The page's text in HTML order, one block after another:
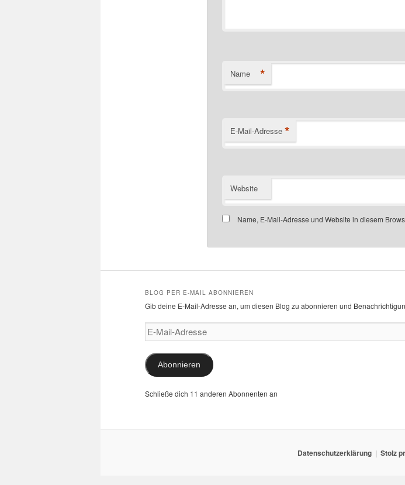
Name *
E-Mail-Adresse *
Website
Name, E-Mail-Adresse und Website in diesem
BLOG PER E-MAIL ABONNIEREN
Gib deine E-Mail-Adresse an, um diesen Blog zu abonnieren und
E-
Mail-
Abonnieren
Schließe dich 11 anderen Abonnenten an
Datenschutzerklärung Stolz